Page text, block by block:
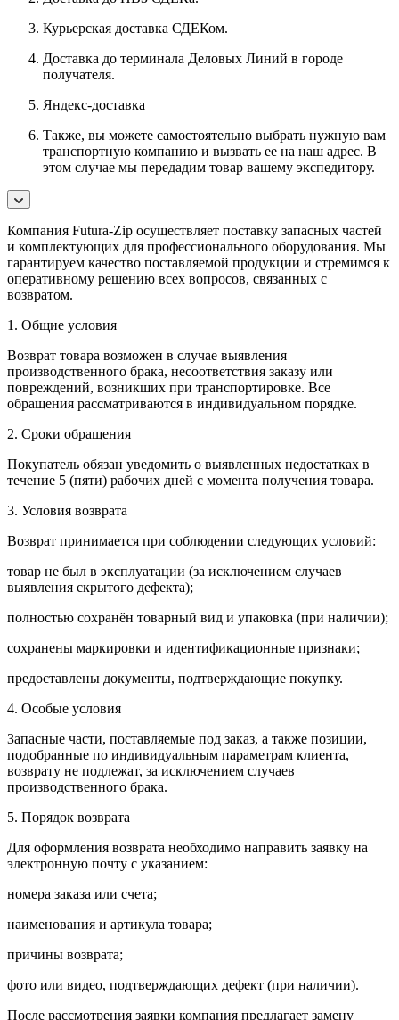
Курьерская доставка СДЕКом.
Доставка до терминала Деловых Линий в городе
получателя.
Яндекс-доставка
Также, вы можете самостоятельно выбрать нужную вам
транспортную компанию и вызвать ее на наш адрес. В
этом случае мы передадим товар вашему экспедитору.
Компания Futura-Zip осуществляет поставку запасных частей
и комплектующих для профессионального оборудования. Мы
гарантируем качество поставляемой продукции и стремимся к
оперативному решению всех вопросов, связанных с
возвратом.
1. Общие условия
Возврат товара возможен в случае выявления
производственного брака, несоответствия заказу или
повреждений, возникших при транспортировке. Все
обращения рассматриваются в индивидуальном порядке.
2. Сроки обращения
Покупатель обязан уведомить о выявленных недостатках в
течение 5 (пяти) рабочих дней с момента получения товара.
3. Условия возврата
Возврат принимается при соблюдении следующих условий:
товар не был в эксплуатации (за исключением случаев
выявления скрытого дефекта);
полностью сохранён товарный вид и упаковка (при наличии);
сохранены маркировки и идентификационные признаки;
предоставлены документы, подтверждающие покупку.
4. Особые условия
Запасные части, поставляемые под заказ, а также позиции,
подобранные по индивидуальным параметрам клиента,
возврату не подлежат, за исключением случаев
производственного брака.
5. Порядок возврата
Для оформления возврата необходимо направить заявку на
электронную почту с указанием:
номера заказа или счета;
наименования и артикула товара;
причины возврата;
фото или видео, подтверждающих дефект (при наличии).
После рассмотрения заявки компания предлагает замену